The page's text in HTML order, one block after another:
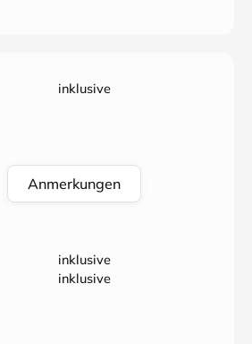
inklusive
Anmerkungen
inklusive
inklusive